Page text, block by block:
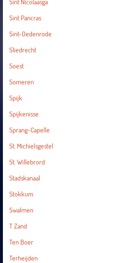
Sint Nicolaasga
Sint Pancras
Sint-Oedenrode
Sliedrecht
Soest
Someren
Spijk
Spijkenisse
Sprang-Capelle
St. Michielsgestel
St. Willebrord
Stadskanaal
Stokkum
Swalmen
T Zand
Ten Boer
Terheijden